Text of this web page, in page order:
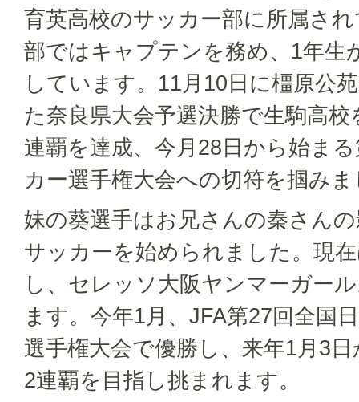
育英高校のサッカー部に所属さ
部ではキャプテンを務め、1年生
しています。11月10日に橿原公
た奈良県大会予選決勝で生駒高
連覇を達成、今月28日から始ま
カー選手権大会への切符を掴み
妹の葵選手はお兄さんの秦さん
サッカーを始められました。現
し、セレッソ大阪ヤンマーガー
ます。今年1月、JFA第27回全国
選手権大会で優勝し、来年1月3
2連覇を目指し挑まれます。